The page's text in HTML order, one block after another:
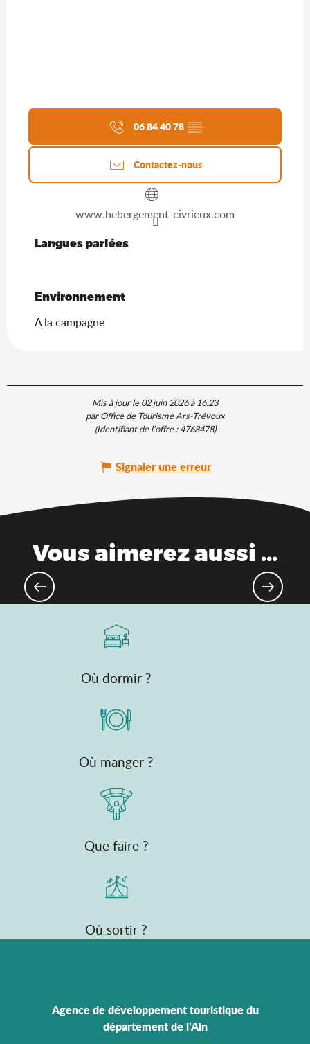
06 84 40 78 ▒▒
Contactez-nous
www.hebergement-civrieux.com
Langues parlées
Langues parlées
Environnement
Environnement
A la campagne
Mis à jour le 02 juin 2026 à 16:23
par Office de Tourisme Ars-Trévoux
(Identifiant de l'offre :4768478)
Signaler une erreur
Vous aimerez aussi ...
En famille : le top des activités à
Où dormir ?
Où manger ?
Que faire ?
Où sortir ?
Agence de développement touristique du
département de l’Ain